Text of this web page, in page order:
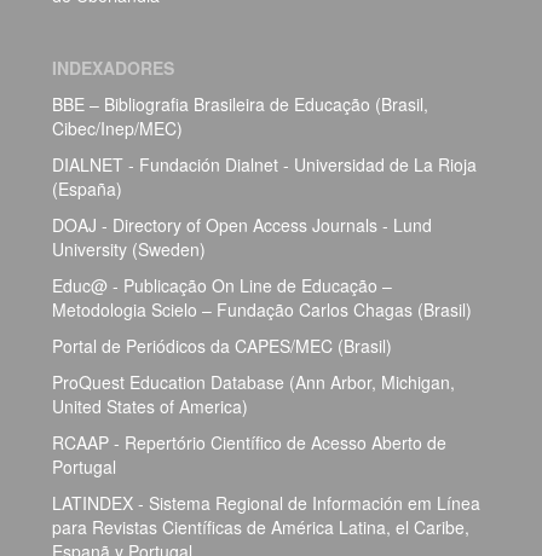
INDEXADORES
BBE – Bibliografia Brasileira de Educação (Brasil,
Cibec/Inep/MEC)
DIALNET - Fundación Dialnet - Universidad de La Rioja
(España)
DOAJ - Directory of Open Access Journals - Lund
University (Sweden)
Educ@ - Publicação On Line de Educação –
Metodologia Scielo – Fundação Carlos Chagas (Brasil)
Portal de Periódicos da CAPES/MEC (Brasil)
ProQuest Education Database (Ann Arbor, Michigan,
United States of America)
RCAAP - Repertório Científico de Acesso Aberto de
Portugal
LATINDEX - Sistema Regional de Información em Línea
para Revistas Científicas de América Latina, el Caribe,